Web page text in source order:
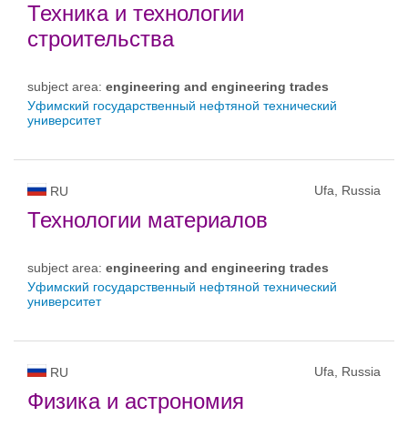
Техника и технологии
строительства
subject area: engineering and engineering trades
Уфимский государственный нефтяной технический
университет
RU Ufa, Russia
Технологии материалов
subject area: engineering and engineering trades
Уфимский государственный нефтяной технический
университет
RU Ufa, Russia
Физика и астрономия